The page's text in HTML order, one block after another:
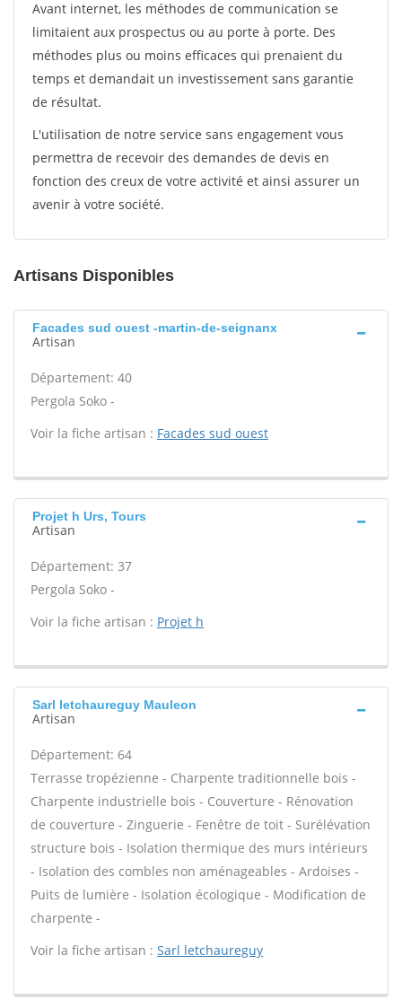
Avant internet, les méthodes de communication se
limitaient aux prospectus ou au porte à porte. Des
méthodes plus ou moins efficaces qui prenaient du
temps et demandait un investissement sans garantie
de résultat.
L'utilisation de notre service sans engagement vous
permettra de recevoir des demandes de devis en
fonction des creux de votre activité et ainsi assurer un
avenir à votre société.
Artisans Disponibles
Facades sud ouest -martin-de-seignanx
Artisan
Département: 40
Pergola Soko -
Voir la fiche artisan : Facades sud ouest
Projet h Urs, Tours
Artisan
Département: 37
Pergola Soko -
Voir la fiche artisan : Projet h
Sarl letchaureguy Mauleon
Artisan
Département: 64
Terrasse tropézienne - Charpente traditionnelle bois -
Charpente industrielle bois - Couverture - Rénovation
de couverture - Zinguerie - Fenêtre de toit - Surélévation
structure bois - Isolation thermique des murs intérieurs
- Isolation des combles non aménageables - Ardoises -
Puits de lumière - Isolation écologique - Modification de
charpente -
Voir la fiche artisan : Sarl letchaureguy